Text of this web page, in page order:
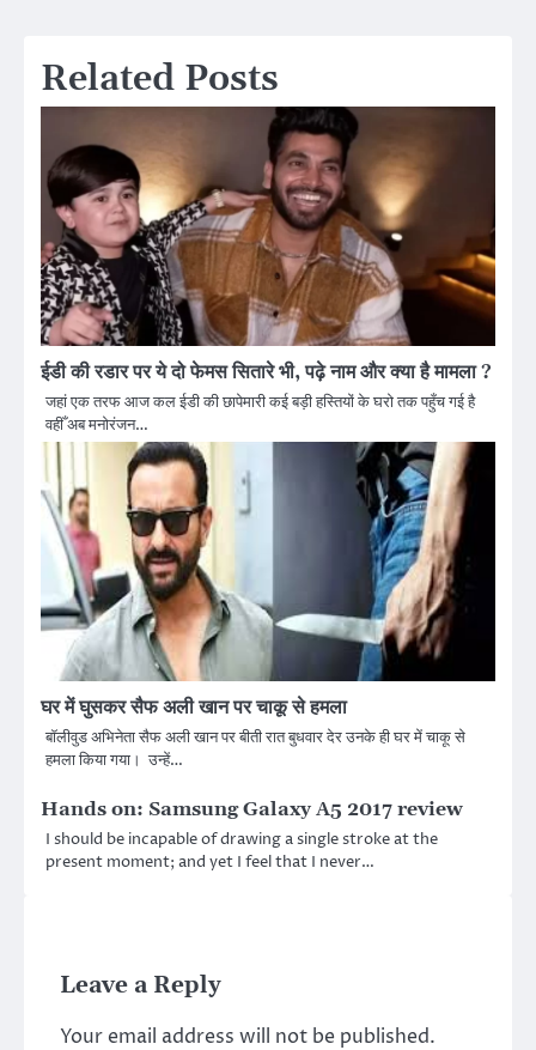
Related Posts
ईडी की रडार पर ये दो फेमस सितारे भी, पढ़े नाम और क्या है मामला ?
जहां एक तरफ आज कल ईडी की छापेमारी कई बड़ी हस्तियों के घरो तक पहुँच गई है
वहीँ अब मनोरंजन…
घर में घुसकर सैफ अली खान पर चाकू से हमला
बॉलीवुड अभिनेता सैफ अली खान पर बीती रात बुधवार देर उनके ही घर में चाकू से
हमला किया गया। उन्हें…
Hands on: Samsung Galaxy A5 2017 review
I should be incapable of drawing a single stroke at the
present moment; and yet I feel that I never…
Leave a Reply
Your email address will not be published.